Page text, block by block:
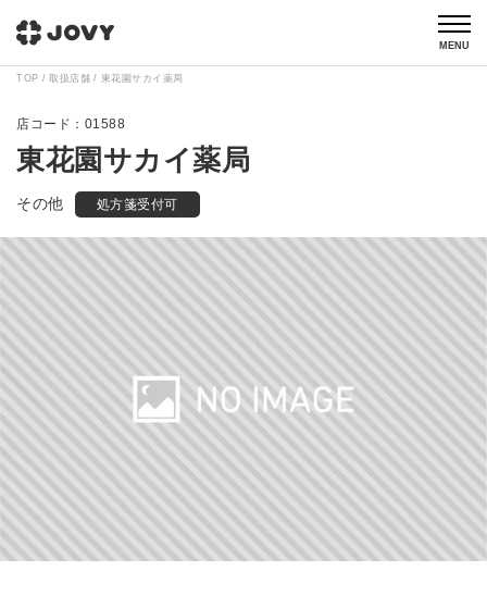
MENU
TOP 取扱店舗 東花園サカイ薬局
01588
東花園サカイ薬局
その他 処方箋受付可